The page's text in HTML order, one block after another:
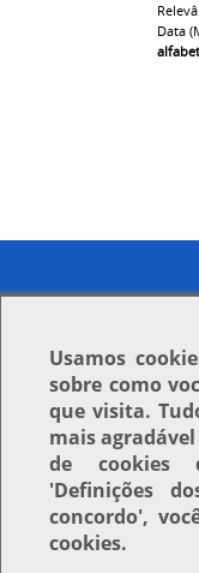
Data
Usamos
sobre como
que visita.
mais
de cookies
'Definições
concordo',
cookies.